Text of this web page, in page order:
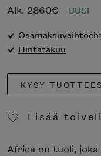
Alk. 2860€
UUSI
Hintatakuu
KYSY
Lisää
Africa on tuoli,